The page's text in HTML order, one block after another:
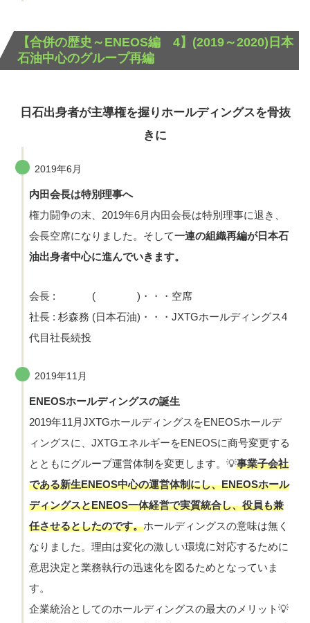
【合併の歴史～ENEOS編 4】(2019～2020)日本
石油中心のグループ再編
日石出身者が主導権を握りホールディングスを骨抜
きに
2019年6月
内田会長は特別理事へ
権力闘争の末、2019年6月内田会長は特別理事に退き、
会長空席になりました。そして一連の組織再編が日本石
油出身者中心に進んでいきます。
会長 : ( )・・・空席
社長 : 杉森務 (日本石油)・・・JXTGホールディングス4
代目社長続投
2019年11月
ENEOSホールディングスの誕生
2019年11月JXTGホールディングスをENEOSホールデ
ィングスに、JXTGエネルギーをENEOSに商号変更する
とともにグループ運営体制を変更します。💡事業子会社
である新生ENEOS中心の運営体制にし、ENEOSホール
ディングスとENEOS一体経営で実質統合し、役員も兼
任させるとしたのです。ホールディングスの意味は無く
なりました。理由は変化の激しい環境に対応するために
意思決定と業務執行の迅速化を図るためとなっていま
す。
企業統治としてのホールディングスの最大のメリット💡